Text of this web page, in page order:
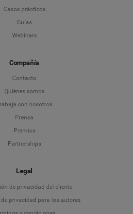
Casos prácticos
Guías
Webinars
Compañía
Contacto
Quiénes somos
con nosotros
Prensa
Premios
Partnerships
Legal
de privacidad del cliente
privacidad para los autores
Language
Deutsch